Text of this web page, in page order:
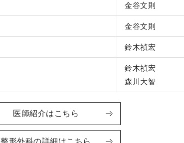
金谷文則
金谷文則
鈴木禎宏
鈴木禎宏
森川大智
医師紹介はこちら
整形外科の詳細はこちら